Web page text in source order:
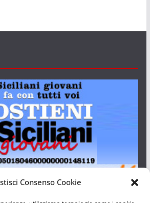
Consenso Cookie